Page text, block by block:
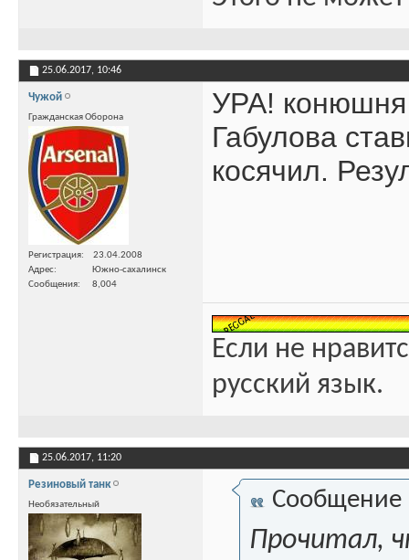
25.06.2017, 10:46
Чужой
Гражданская Оборона
Регистрация
23.04.2008
Адрес
Южно-сахалинск
Сообщения
8,004
УРА!
Габулова
косячил.
Если не
русский язык.
25.06.2017, 11:20
Резиновый танк
Необязательный Сообщение
Прочитал,